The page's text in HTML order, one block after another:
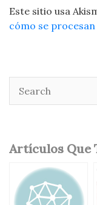
Este sitio usa
cómo se
Artículos Que